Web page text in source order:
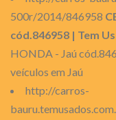
500r/2014/846958
cód.846958 | Tem
HONDA - Jaú
veículos em Jaú
http://carros-